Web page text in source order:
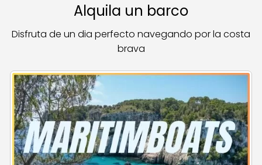
Alquila un barco
Disfruta de un dia perfecto navegando por la costa
brava